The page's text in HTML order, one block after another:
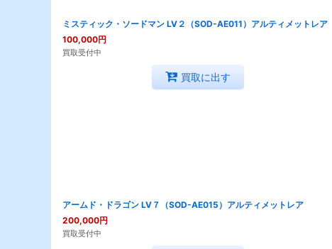
ミスティック・ソードマン LV２（SOD-AE011）アルティメットレア
100,000円
買取受付中
買取に出す
アームド・ドラゴン LV７（SOD-AE015）アルティメットレア
200,000円
買取受付中